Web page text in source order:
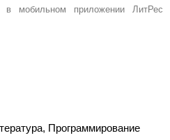
мобильном приложении ЛитРес
Программирование